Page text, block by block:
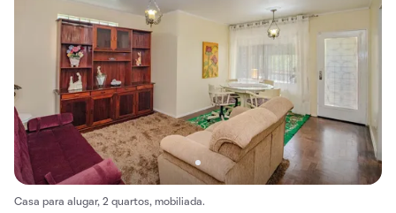
Casa para alugar, 2 quartos, mobiliada.